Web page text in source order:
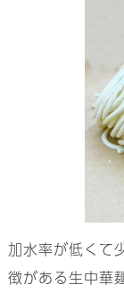
加水率が低くて
徴がある生中華